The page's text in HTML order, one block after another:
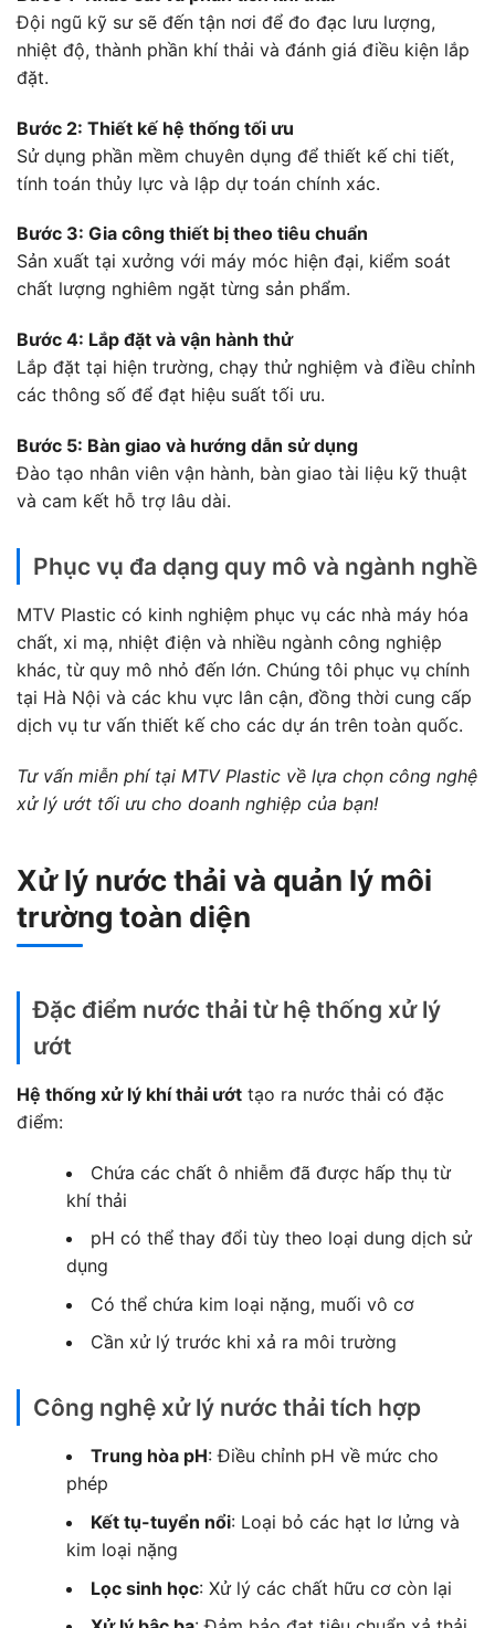
Đội ngũ kỹ sư sẽ đến tận nơi để đo đạc lưu lượng,
nhiệt độ, thành phần khí thải và đánh giá điều kiện lắp
đặt.
Bước 2: Thiết kế hệ thống tối ưu
Sử dụng phần mềm chuyên dụng để thiết kế chi tiết,
tính toán thủy lực và lập dự toán chính xác.
Bước 3: Gia công thiết bị theo tiêu chuẩn
Sản xuất tại xưởng với máy móc hiện đại, kiểm soát
chất lượng nghiêm ngặt từng sản phẩm.
Bước 4: Lắp đặt và vận hành thử
Lắp đặt tại hiện trường, chạy thử nghiệm và điều chỉnh
các thông số để đạt hiệu suất tối ưu.
Bước 5: Bàn giao và hướng dẫn sử dụng
Đào tạo nhân viên vận hành, bàn giao tài liệu kỹ thuật
và cam kết hỗ trợ lâu dài.
Phục vụ đa dạng quy mô và ngành nghề
MTV Plastic có kinh nghiệm phục vụ các nhà máy hóa
chất, xi mạ, nhiệt điện và nhiều ngành công nghiệp
khác, từ quy mô nhỏ đến lớn. Chúng tôi phục vụ chính
tại Hà Nội và các khu vực lân cận, đồng thời cung cấp
dịch vụ tư vấn thiết kế cho các dự án trên toàn quốc.
Tư vấn miễn phí tại MTV Plastic về lựa chọn công nghệ
xử lý ướt tối ưu cho doanh nghiệp của bạn!
Xử lý nước thải và quản lý môi
trường toàn diện
Đặc điểm nước thải từ hệ thống xử lý
ướt
Hệ thống xử lý khí thải ướt tạo ra nước thải có đặc
điểm:
Chứa các chất ô nhiễm đã được hấp thụ từ
khí thải
pH có thể thay đổi tùy theo loại dung dịch sử
dụng
Có thể chứa kim loại nặng, muối vô cơ
Cần xử lý trước khi xả ra môi trường
Công nghệ xử lý nước thải tích hợp
Trung hòa pH: Điều chỉnh pH về mức cho
phép
Kết tụ-tuyển nổi: Loại bỏ các hạt lơ lửng và
kim loại nặng
Lọc sinh học: Xử lý các chất hữu cơ còn lại